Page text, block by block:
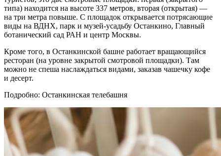
типа) находится на высоте 337 метров, вторая (открытая) —
на три метра повыше. С площадок открывается потрясающие
виды на ВДНХ, парк и музей-усадьбу Останкино, Главный
ботанический сад РАН и центр Москвы.
Кроме того, в Останкинской башне работает вращающийся
ресторан (на уровне закрытой смотровой площадки). Там
можно не спеша наслаждаться видами, заказав чашечку кофе
и десерт.
Подробно: Останкинская телебашня